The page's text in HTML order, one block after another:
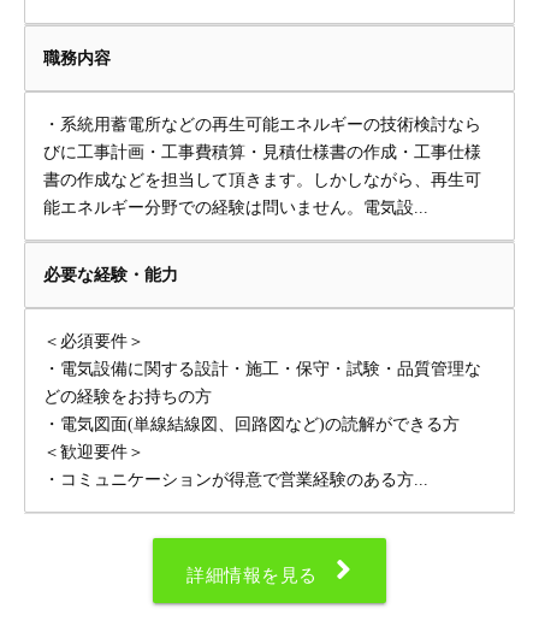
職務内容
・系統用蓄電所などの再生可能エネルギーの技術検討なら
びに工事計画・工事費積算・見積仕様書の作成・工事仕様
書の作成などを担当して頂きます。しかしながら、再生可
能エネルギー分野での経験は問いません。電気設...
必要な経験・能力
＜必須要件＞
・電気設備に関する設計・施工・保守・試験・品質管理な
どの経験をお持ちの方
・電気図面(単線結線図、回路図など)の読解ができる方
＜歓迎要件＞
・コミュニケーションが得意で営業経験のある方...
詳細情報を見る